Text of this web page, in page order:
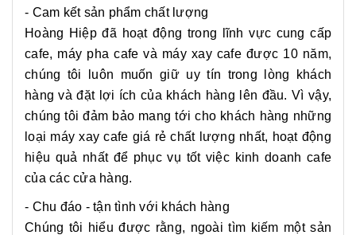
- Cam kết sản phẩm chất lượng
Hoàng Hiệp đã hoạt động trong lĩnh vực cung cấp
cafe, máy pha cafe và máy xay cafe được 10 năm,
chúng tôi luôn muốn giữ uy tín trong lòng khách
hàng và đặt lợi ích của khách hàng lên đầu. Vì vậy,
chúng tôi đảm bảo mang tới cho khách hàng những
loại máy xay cafe giá rẻ chất lượng nhất, hoạt động
hiệu quả nhất để phục vụ tốt việc kinh doanh cafe
của các cửa hàng.
- Chu đáo - tận tình với khách hàng
Chúng tôi hiểu được rằng, ngoài tìm kiếm một sản